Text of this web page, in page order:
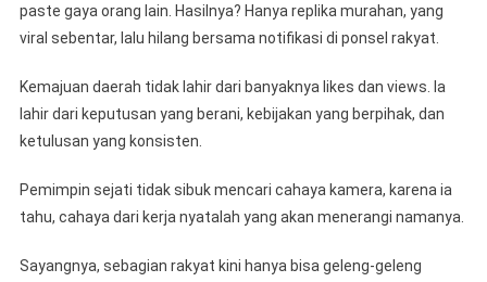
paste gaya orang lain. Hasilnya? Hanya replika murahan, yang
viral sebentar, lalu hilang bersama notifikasi di ponsel rakyat.
Kemajuan daerah tidak lahir dari banyaknya likes dan views. Ia
lahir dari keputusan yang berani, kebijakan yang berpihak, dan
ketulusan yang konsisten.
Pemimpin sejati tidak sibuk mencari cahaya kamera, karena ia
tahu, cahaya dari kerja nyatalah yang akan menerangi namanya.
Sayangnya, sebagian rakyat kini hanya bisa geleng-geleng